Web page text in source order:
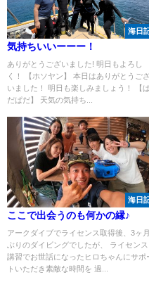
海日
気持ちいいーーー！
ありがとうございました! 明日もよろし
く！ 【ホソヤン】 本日はありがとうご
いました！ 明日も楽しみましょう！ 【
だぱだ】 天気の気持ち...
海日
ここで出会うのも何かの縁♪
アークダイブでライセンス取得後、3ヶ月
ぶりのダイビングでしたが、 ライセンス
講習でお世話になったヒロちゃんにサポ
トいただき素敵な時間を 過...